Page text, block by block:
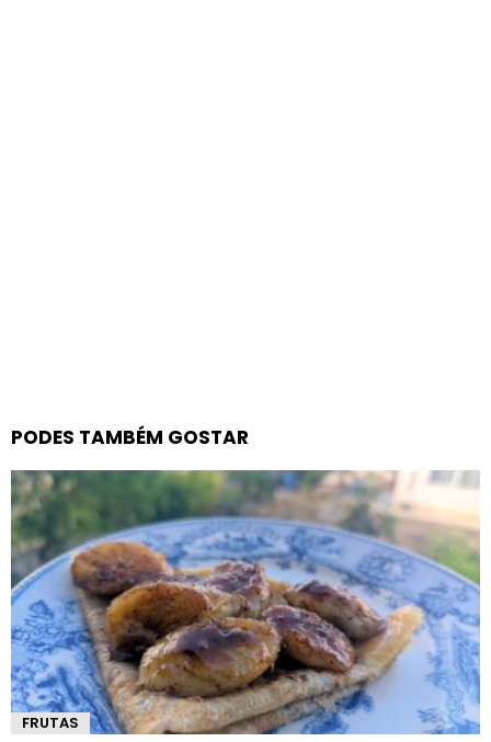
PODES TAMBÉM GOSTAR
FRUTAS